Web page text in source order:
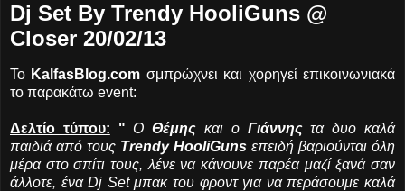
Dj Set By Trendy HooliGuns @
Closer 20/02/13
Το KalfasBlog.com σμπρώχνει και χορηγεί επικοινωνιακά
το παρακάτω event:
Δελτίο τύπου: " ΟΘέμης και ο Γιάννηςτα δυο καλά
παιδιά από τους Trendy HooliGuns επειδή βαριούνται όλη
μέρα στο σπίτι τους, λένε να κάνουνε παρέα μαζί ξανά σαν
άλλοτε, ένα Dj Set μπακ του φροντ για να περάσουμε καλά